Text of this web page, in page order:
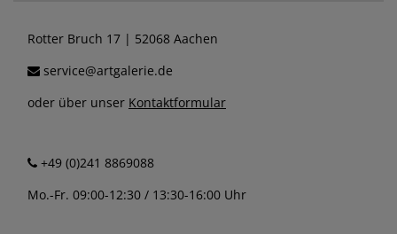
Rotter Bruch 17 | 52068 Aachen
service@artgalerie.de
oder über unser Kontaktformular
+49 (0)241 8869088
Mo.-Fr. 09:00-12:30 / 13:30-16:00 Uhr